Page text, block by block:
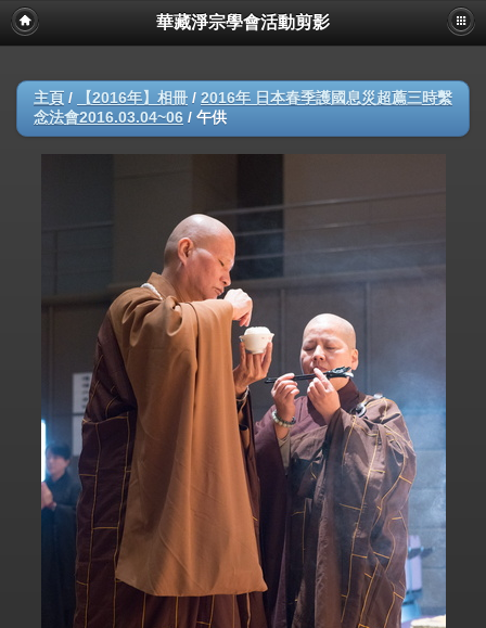
華藏淨宗學會活動剪影
主頁 / 【2016年】相冊 / 2016年 日本春季護國息災超薦三時繫
念法會2016.03.04~06 / 午供